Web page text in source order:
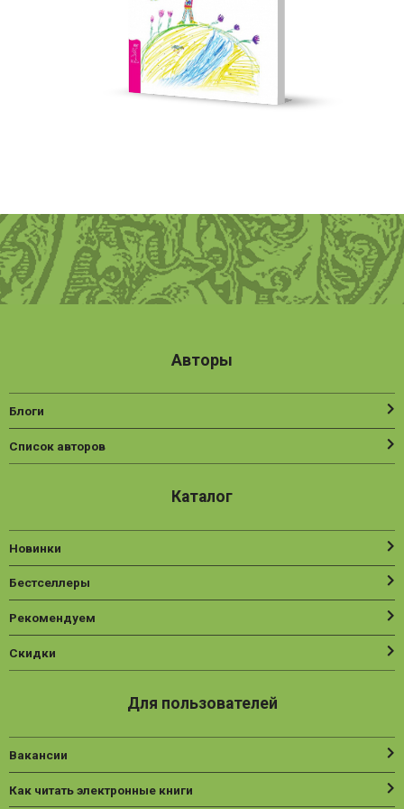
Авторы
Блоги
Список авторов
Каталог
Новинки
Бестселлеры
Рекомендуем
Скидки
Для пользователей
Вакансии
Как читать электронные книги